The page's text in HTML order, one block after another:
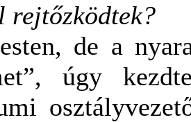
rejtőzködtek?
de a
úgy